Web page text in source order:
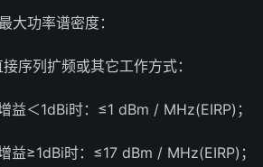
大功率谱密度：
接序列扩频或其它工作方式：
益＜1dBi时：≤1 dBm / MHz(EIRP)；
益≥1dBi时：≤17 dBm / MHz(EIRP)；